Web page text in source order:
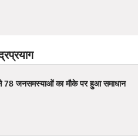
78 जनसमस्याओं का मौके पर हुआ समाधान